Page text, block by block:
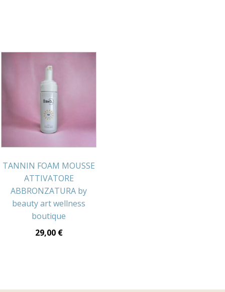
TANNIN FOAM MOUSSE
ATTIVATORE
ABBRONZATURA by
beauty art wellness
boutique
29,00 €